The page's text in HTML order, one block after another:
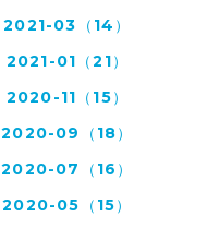
2021-03（14）
2021-01（21）
2020-11（15）
2020-09（18）
2020-07（16）
2020-05（15）